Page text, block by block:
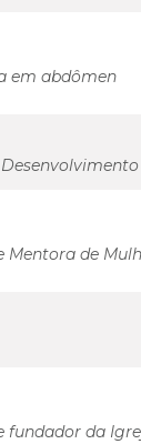
em abdômen
Mentora de
fundador da